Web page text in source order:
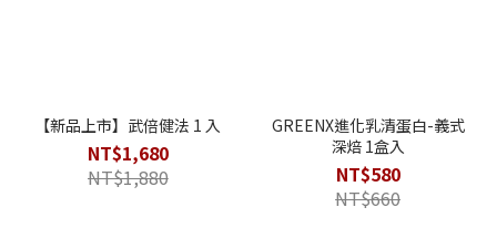
【新品上市】武倍健法 1 入
NT$1,680
NT$1,880
GREENX進化乳清蛋白-義式
深焙 1盒入
NT$580
NT$660